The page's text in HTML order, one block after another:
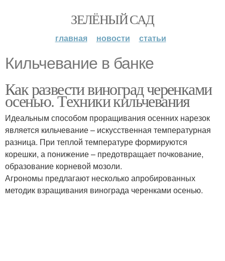
ЗЕЛЁНЫЙ САД
главная новости статьи
Кильчевание в банке
Как развести виноград черенками
осенью. Техники кильчевания
Идеальным способом проращивания осенних нарезок
является кильчевание – искусственная температурная
разница. При теплой температуре формируются
корешки, а понижение – предотвращает почкование,
образование корневой мозоли.
Агрономы предлагают несколько апробированных
методик взращивания винограда черенками осенью.